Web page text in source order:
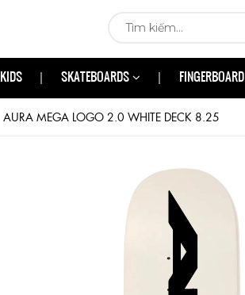
KIDS SKATEBOARDS FINGERBOARD
AURA MEGA LOGO 2.0 WHITE DECK 8.25